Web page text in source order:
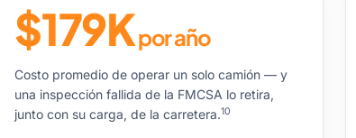
$179Kpor año
Costo promedio de operar un solo camión — y
una inspección fallida de la FMCSA lo retira,
junto con su carga, de la carretera.10